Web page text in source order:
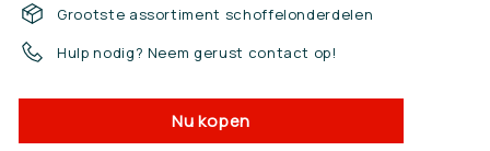
Grootste assortiment schoffelonderdelen
Hulp nodig? Neem gerust contact op!
Nu kopen